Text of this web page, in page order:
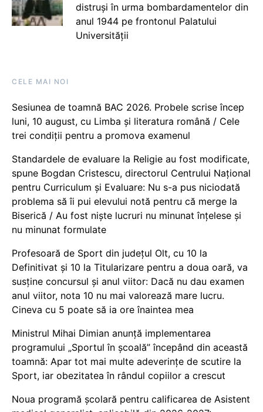
distruși în urma bombardamentelor din
anul 1944 pe frontonul Palatului
Universității
CELE MAI NOI
Sesiunea de toamnă BAC 2026. Probele scrise încep
luni, 10 august, cu Limba și literatura română / Cele
trei condiții pentru a promova examenul
Standardele de evaluare la Religie au fost modificate,
spune Bogdan Cristescu, directorul Centrului Național
pentru Curriculum și Evaluare: Nu s-a pus niciodată
problema să îi pui elevului notă pentru că merge la
Biserică / Au fost niște lucruri nu minunat înțelese și
nu minunat formulate
Profesoară de Sport din județul Olt, cu 10 la
Definitivat și 10 la Titularizare pentru a doua oară, va
susține concursul și anul viitor: Dacă nu dau examen
anul viitor, nota 10 nu mai valorează mare lucru.
Cineva cu 5 poate să ia ore înaintea mea
Ministrul Mihai Dimian anunță implementarea
programului „Sportul în școală” începând din această
toamnă: Apar tot mai multe adeverințe de scutire la
Sport, iar obezitatea în rândul copiilor a crescut
Noua programă școlară pentru calificarea de Asistent